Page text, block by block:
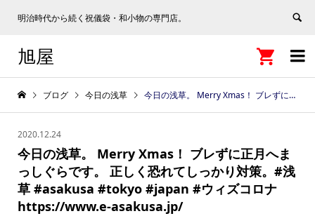
明治時代から続く祝儀袋・和小物の専門店。

旭屋 
ブログ 今日の浅草 今日の浅草。 Merry Xmas！ ブレずに正月へまっしぐらです。 正しく恐れてしっかり対策。#浅草 #asakusa #tokyo #japan #ウィズコロナ https://www.e-asakusa.jp/
2020.12.24
今日の浅草。 Merry Xmas！ ブレずに正月へま
っしぐらです。 正しく恐れてしっかり対策。#浅
草 #asakusa #tokyo #japan #ウィズコロナ
https://www.e-asakusa.jp/